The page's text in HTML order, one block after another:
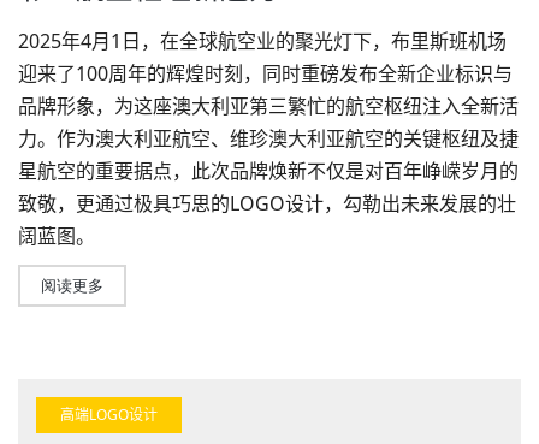
2025年4月1日，在全球航空业的聚光灯下，布里斯班机场
迎来了100周年的辉煌时刻，同时重磅发布全新企业标识与
品牌形象，为这座澳大利亚第三繁忙的航空枢纽注入全新活
力。作为澳大利亚航空、维珍澳大利亚航空的关键枢纽及捷
星航空的重要据点，此次品牌焕新不仅是对百年峥嵘岁月的
致敬，更通过极具巧思的LOGO设计，勾勒出未来发展的壮
阔蓝图。
阅读更多
高端LOGO设计